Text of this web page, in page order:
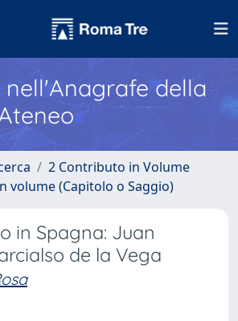
nell'Anagrafe della
2 Contributo in Volume
volume (Capitolo o Saggio)
in Spagna: Juan
de la Vega